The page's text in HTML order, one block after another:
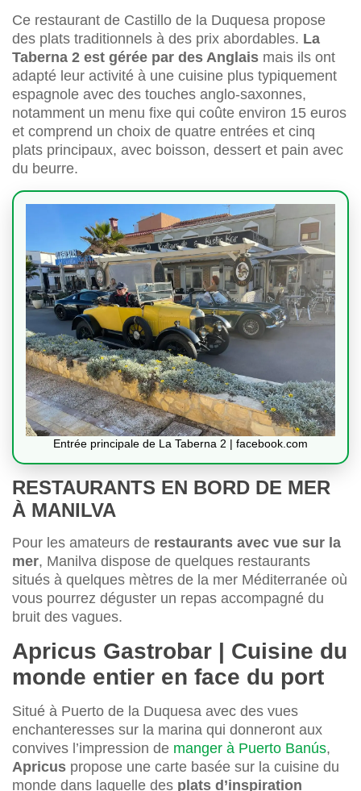
Ce restaurant de Castillo de la Duquesa propose
des plats traditionnels à des prix abordables. La
Taberna 2 est gérée par des Anglais mais ils ont
adapté leur activité à une cuisine plus typiquement
espagnole avec des touches anglo-saxonnes,
notamment un menu fixe qui coûte environ 15 euros
et comprend un choix de quatre entrées et cinq
plats principaux, avec boisson, dessert et pain avec
du beurre.
Entrée principale de La Taberna 2 | facebook.com
RESTAURANTS EN BORD DE MER
À MANILVA
Pour les amateurs de restaurants avec vue sur la
mer, Manilva dispose de quelques restaurants
situés à quelques mètres de la mer Méditerranée où
vous pourrez déguster un repas accompagné du
bruit des vagues.
Apricus Gastrobar | Cuisine du
monde entier en face du port
Situé à Puerto de la Duquesa avec des vues
enchanteresses sur la marina qui donneront aux
convives l’impression de manger à Puerto Banús,
Apricus propose une carte basée sur la cuisine du
monde dans laquelle des plats d’inspiration